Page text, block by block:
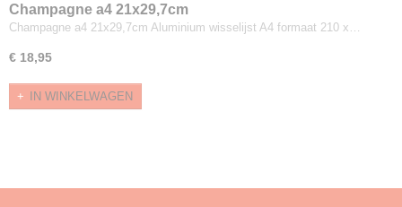
Champagne a4 21x29,7cm
Champagne a4 21x29,7cm Aluminium wisselijst A4 formaat 210 x…
€ 18,95
IN WINKELWAGEN